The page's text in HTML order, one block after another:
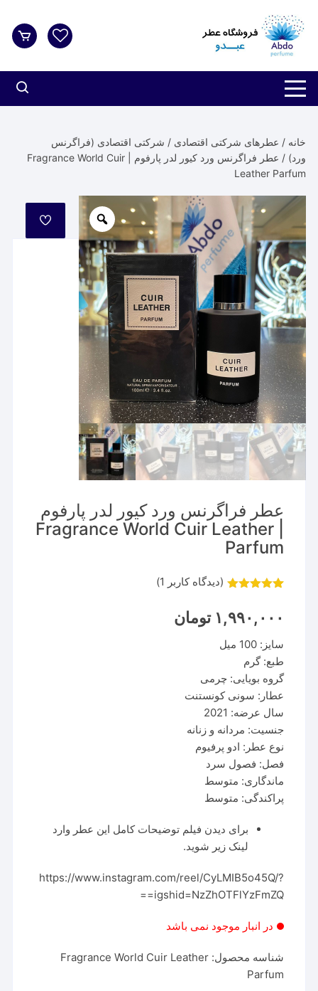
شدن
خانه / عطرهای شرکتی اقتصادی / شرکتی اقتصادی (فراگرنس
ورد)
/ عطر فراگرنس ورد کیور لدر پارفوم | Fragrance World Cuir
Leather Parfum
مورد
علاقه
عطر فراگرنس ورد کیور لدر پارفوم
| Fragrance World Cuir Leather
Parfum
مشتری
(دیدگاه کاربر 1
)
۱,۹۹۰,۰۰۰ تومان
سایز: 100 میل
طبع: گرم
گروه بویایی: چرمی
عطار: سونی کونستنت
سال عرضه: 2021
جنسیت: مردانه و زنانه
نوع عطر: ادو پرفیوم
فصل: فصول سرد
ماندگاری: متوسط
پراکندگی: متوسط
برای دیدن فیلم توضیحات کامل این عطر وارد
لینک زیر شوید.
https://www.instagram.com/reel/CyLMIB5o45Q/?
igshid=NzZhOTFlYzFmZQ==
در انبار موجود نمی باشد
شناسه محصول:Fragrance World Cuir Leather
Parfum